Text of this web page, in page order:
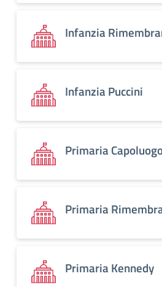
Infanzia
Infanzia Puccini
Primaria
Primaria
Primaria Kennedy